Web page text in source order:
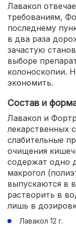
Лавакол
требованиям,
последнему
в два раза
зачастую
выборе
колоноскопии.
экономить.
Состав и
Лавакол и
лекарственных
слабительные
очищения
содержат одно
макрогол
выпускаются в
растворить в
лишь в
Лавакол 12 г.